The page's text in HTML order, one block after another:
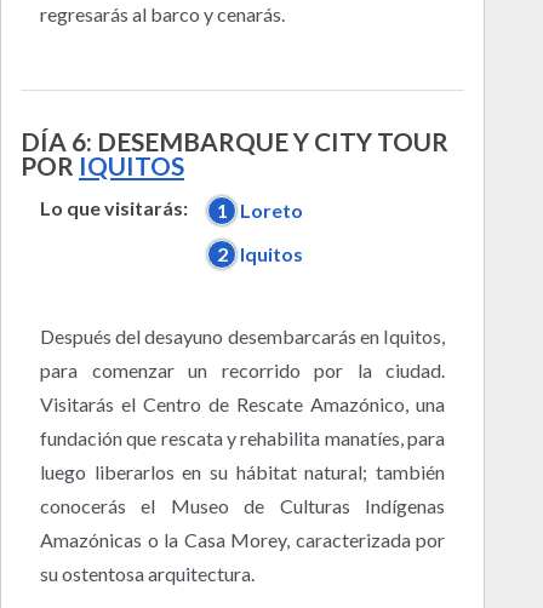
regresarás al barco y cenarás.
DÍA 6: DESEMBARQUE Y CITY TOUR
POR IQUITOS
Lo que visitarás: 1
Loreto
2
Iquitos
Después del desayuno desembarcarás en Iquitos,
para comenzar un recorrido por la ciudad.
Visitarás el Centro de Rescate Amazónico, una
fundación que rescata y rehabilita manatíes, para
luego liberarlos en su hábitat natural; también
conocerás el Museo de Culturas Indígenas
Amazónicas o la Casa Morey, caracterizada por
su ostentosa arquitectura.